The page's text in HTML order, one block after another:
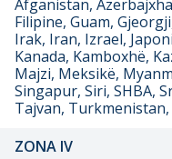
Afganistan,
Filipine, Guam,
Irak, Iran, Izrael,
Kanada, Kamboxhë,
Majzi, Meksikë,
Singapur, Siri, SHBA,
Tajvan,
ZONA IV